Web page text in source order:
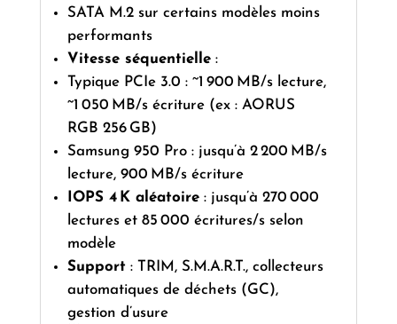
SATA M.2 sur certains modèles moins
performants
Vitesse séquentielle:
Typique PCIe 3.0 : ~1 900 MB/s lecture,
~1 050 MB/s écriture (ex : AORUS
RGB 256 GB)
Samsung 950 Pro : jusqu’à 2 200 MB/s
lecture, 900 MB/s écriture
IOPS 4 K aléatoire: jusqu’à 270 000
lectures et 85 000 écritures/s selon
modèle
Support: TRIM, S.M.A.R.T., collecteurs
automatiques de déchets (GC),
gestion d’usure